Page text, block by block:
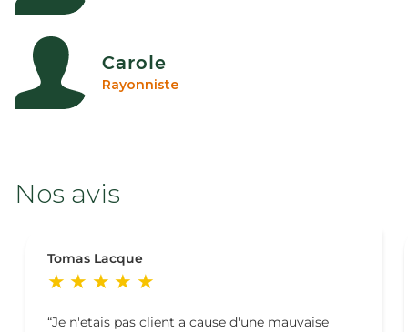
Carole
Rayonniste
Nos avis
Tomas Lacque
Je n'etais pas client a cause d'une mauvaise